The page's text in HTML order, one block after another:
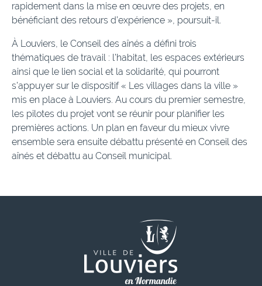
rapidement dans la mise en œuvre des projets, en
bénéficiant des retours d’expérience », poursuit-il.
À Louviers, le Conseil des aînés a défini trois
thématiques de travail : l’habitat, les espaces extérieurs
ainsi que le lien social et la solidarité, qui pourront
s’appuyer sur le dispositif « Les villages dans la ville »
mis en place à Louviers. Au cours du premier semestre,
les pilotes du projet vont se réunir pour planifier les
premières actions. Un plan en faveur du mieux vivre
ensemble sera ensuite débattu présenté en Conseil des
aînés et débattu au Conseil municipal.